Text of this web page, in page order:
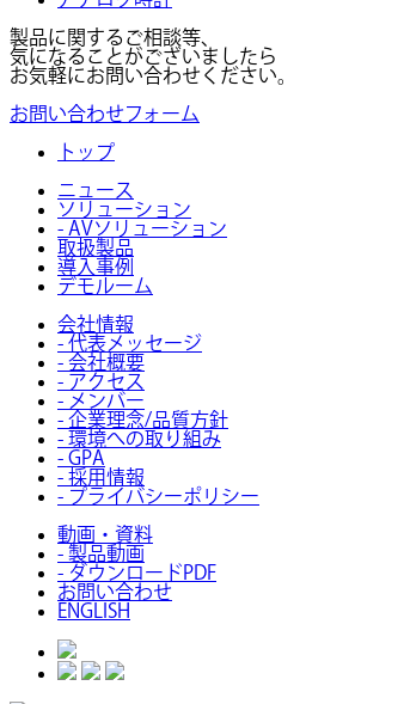
製品に関するご相談等、
気になることがございましたら
お気軽にお問い合わせください。
お問い合わせフォーム
トップ
ニュース
ソリューション
- AVソリューション
取扱製品
導入事例
デモルーム
会社情報
- 代表メッセージ
- 会社概要
- アクセス
- メンバー
- 企業理念/品質方針
- 環境への取り組み
- GPA
- 採用情報
- プライバシーポリシー
動画・資料
- 製品動画
- ダウンロードPDF
お問い合わせ
ENGLISH